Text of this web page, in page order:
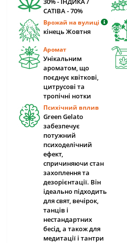
САТІВА - 70%
Врожай на вулиці
кінець Жовтня
Аромат
Унікальним
ароматом, що
поєднує квіткові,
цитрусові та
тропічні нотки
Психічний вплив
Green Gelato
забезпечує
потужний
психоделічний
ефект,
спричиняючи стан
захоплення та
дезорієнтації. Він
ідеально підходить
для свят, вечірок,
танців і
нестандартних
бесід, а також для
медитації і тантри